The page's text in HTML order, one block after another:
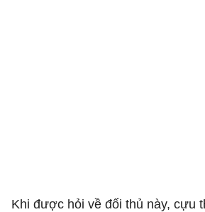
Khi được hỏi về đối thủ này, cựu